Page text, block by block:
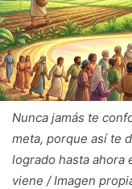
Nunca jamás te
meta, porque así te
logrado hasta ahora
viene / Imagen